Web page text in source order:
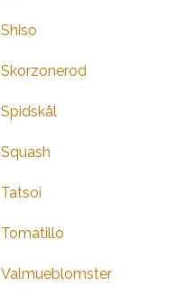
Shiso
Skorzonerod
Spidskål
Squash
Tatsoi
Tomatillo
Valmueblomster